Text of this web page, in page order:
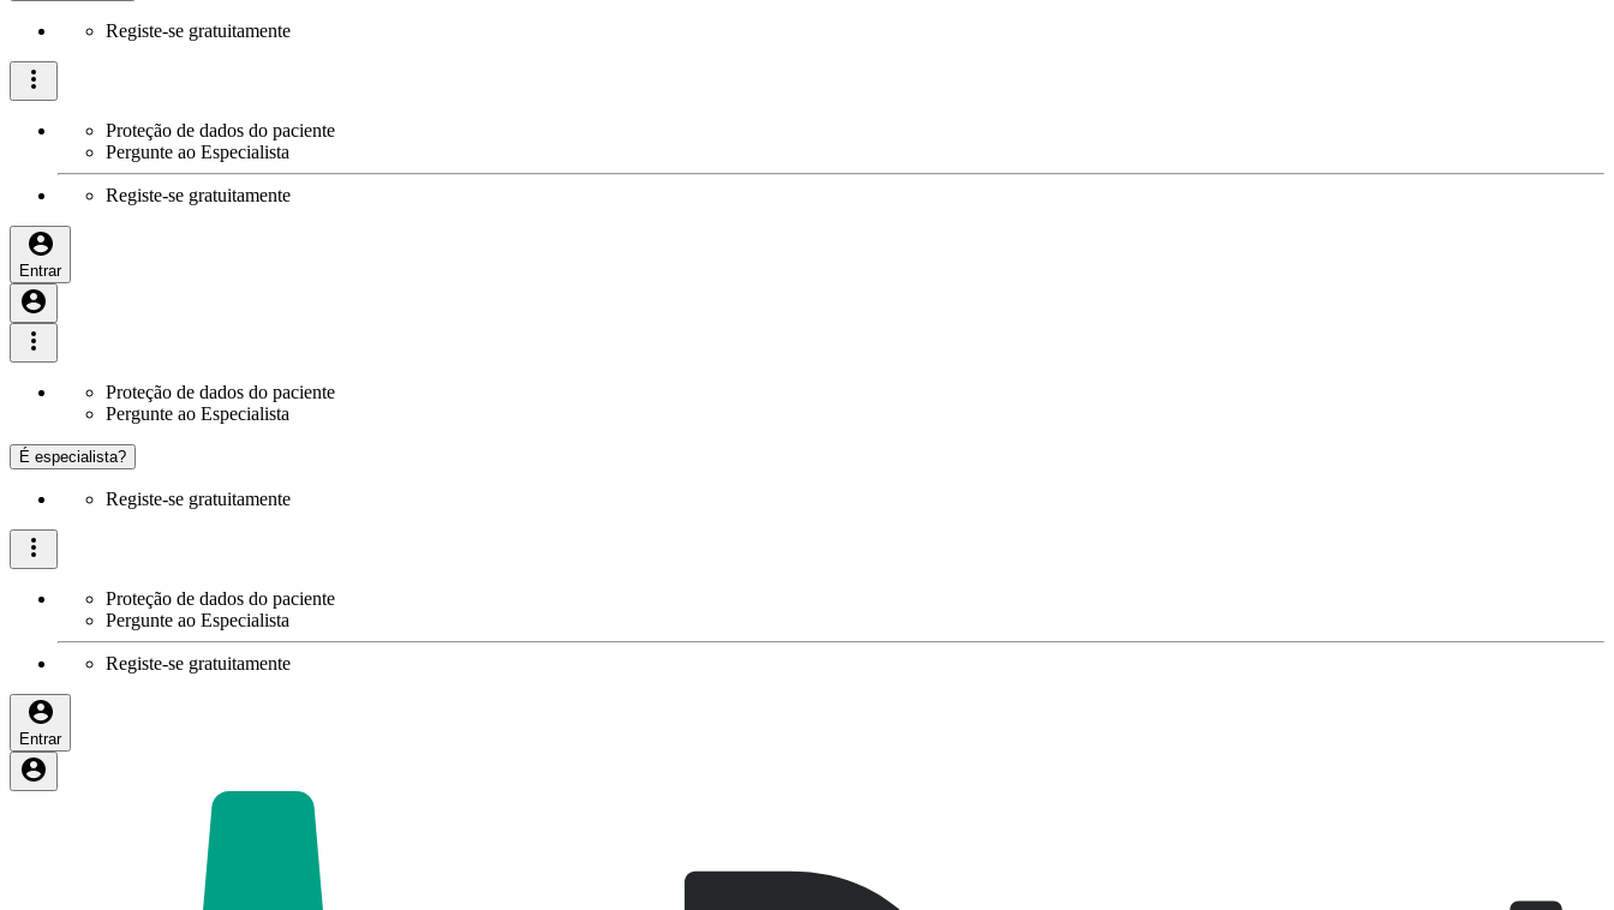
Registe-se gratuitamente
Proteção de dados do paciente
Pergunte ao Especialista
Registe-se gratuitamente
Entrar
Proteção de dados do paciente
Pergunte ao Especialista
É especialista?
Registe-se gratuitamente
Proteção de dados do paciente
Pergunte ao Especialista
Registe-se gratuitamente
Entrar